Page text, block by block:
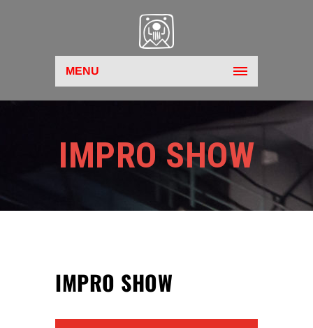
MENU
IMPRO SHOW
IMPRO SHOW